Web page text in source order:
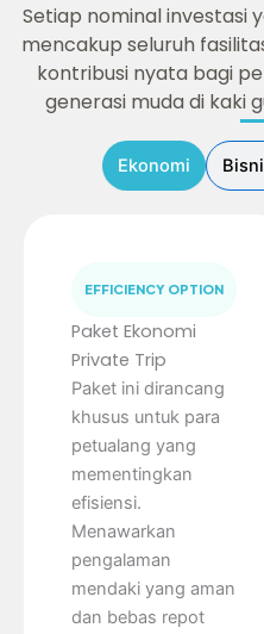
Setiap nominal investasi
mencakup seluruh
kontribusi nyata bagi
generasi muda di kaki
Ekonomi
EFFICIENCY OPTION
Paket Ekonomi
Private Trip
Paket ini dirancang
khusus untuk para
petualang yang
mementingkan
efisiensi.
Menawarkan
pengalaman
mendaki yang aman
dan bebas repot